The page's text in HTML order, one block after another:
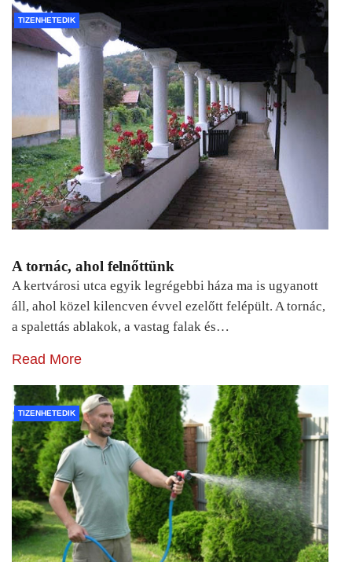
TIZENHETEDIK
A tornác, ahol felnőttünk
A kertvárosi utca egyik legrégebbi háza ma is ugyanott
áll, ahol közel kilencven évvel ezelőtt felépült. A tornác,
a spalettás ablakok, a vastag falak és…
Read More
TIZENHETEDIK